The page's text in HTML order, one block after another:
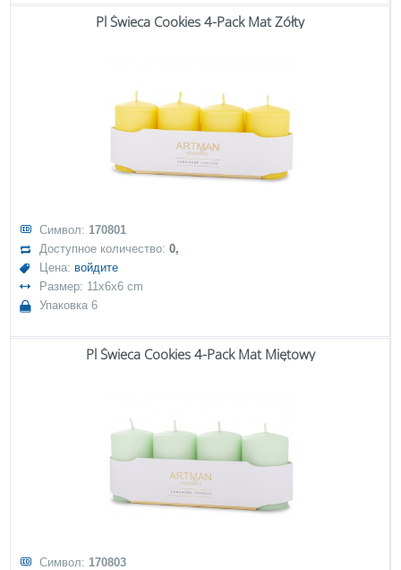
Pl Świeca Cookies 4-Pack Mat Zółty
Символ: 170801
Доступное количество:0,
Цена: войдите
Размер: 11x6x6 cm
Упаковка 6
Pl Świeca Cookies 4-Pack Mat Miętowy
Символ: 170803